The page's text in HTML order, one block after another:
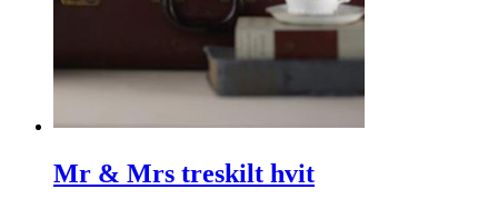
Mr & Mrs treskilt hvit